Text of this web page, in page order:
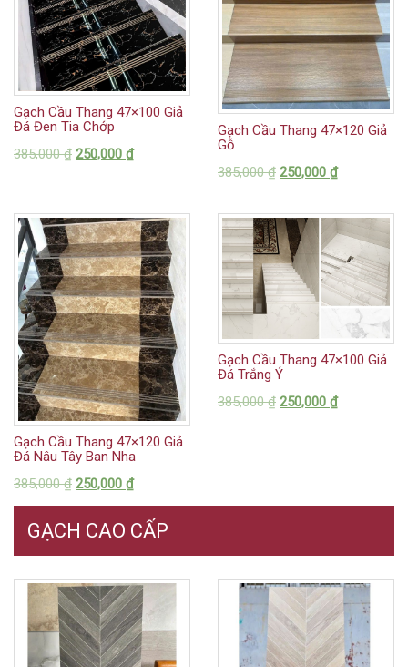
Gạch Cầu Thang 47×100 Giả
Đá Đen Tia Chớp
385,000₫ 250,000 ₫
Gạch Cầu Thang 47×120 Giả
Gỗ
385,000₫ 250,000 ₫
Gạch Cầu Thang 47×120 Giả
Đá Nâu Tây Ban Nha
385,000₫ 250,000 ₫
Gạch Cầu Thang 47×100 Giả
Đá Trắng Ý
385,000₫ 250,000 ₫
GẠCH CAO CẤP